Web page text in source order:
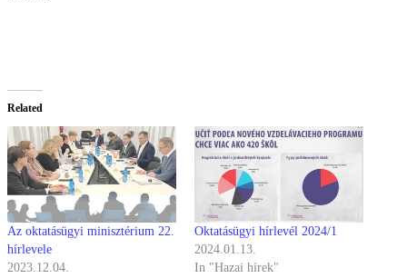
Related
Az oktatásügyi minisztérium 22.
hírlevele
2023.12.04.
Oktatásügyi hírlevél 2024/1
2024.01.13.
In "Hazai hírek"